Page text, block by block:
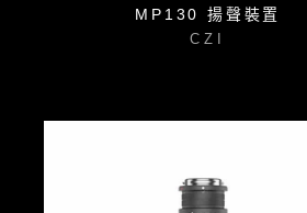
MP130 揚聲裝置
CZI